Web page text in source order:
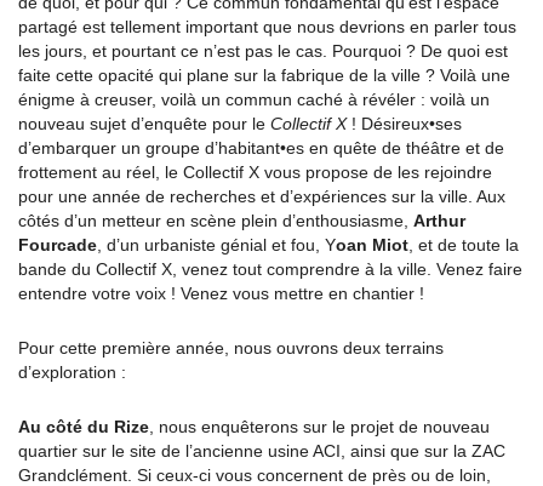
partagé est tellement important que nous devrions en parler tous
les jours, et pourtant ce n’est pas le cas. Pourquoi ? De quoi est
faite cette opacité qui plane sur la fabrique de la ville ? Voilà une
énigme à creuser, voilà un commun caché à révéler : voilà un
nouveau sujet d’enquête pour le Collectif X! Désireux•ses
d’embarquer un groupe d’habitant•es en quête de théâtre et de
frottement au réel, le Collectif X vous propose de les rejoindre
pour une année de recherches et d’expériences sur la ville. Aux
côtés d’un metteur en scène plein d’enthousiasme, Arthur
Fourcade , d’un urbaniste génial et fou, Yoan Miot , et de toute la
bande du Collectif X, venez tout comprendre à la ville. Venez faire
entendre votre voix ! Venez vous mettre en chantier !
Pour cette première année, nous ouvrons deux terrains
d’exploration :
Au côté du Rize , nous enquêterons sur le projet de nouveau
quartier sur le site de l’ancienne usine ACI, ainsi que sur la ZAC
Grandclément. Si ceux-ci vous concernent de près ou de loin,